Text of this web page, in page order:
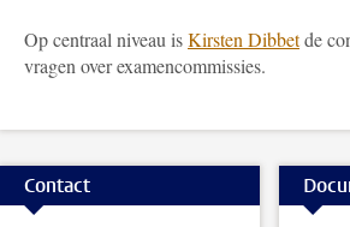
Op centraal niveau isKirsten Dibbetde
vragen over examencommissies.
Contact